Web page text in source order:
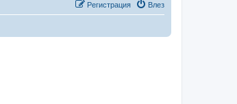
Влез
Регистрация